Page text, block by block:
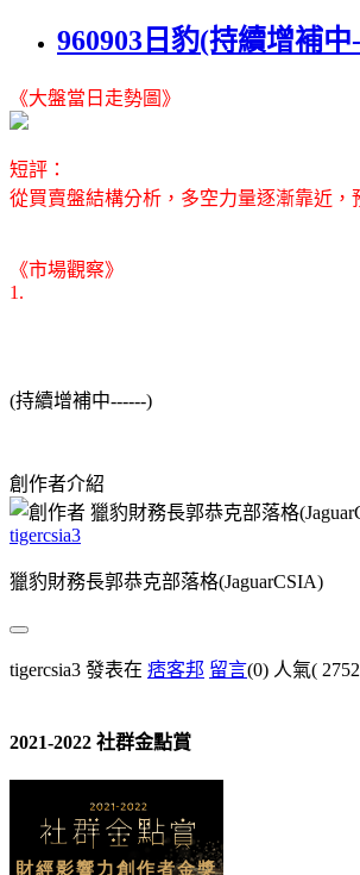
960903日豹(持續增補中
《大盤當日走勢圖》
短評：
從買賣盤結構分析，多空力量逐漸靠近，
《市場觀察》
1.
(持續增補中------)
創作者介紹
tigercsia3
獵豹財務長郭恭克部落格(JaguarCSIA)
tigercsia3 發表在 痞客邦 留言(0) 人氣( 2752
2021-2022 社群金點賞